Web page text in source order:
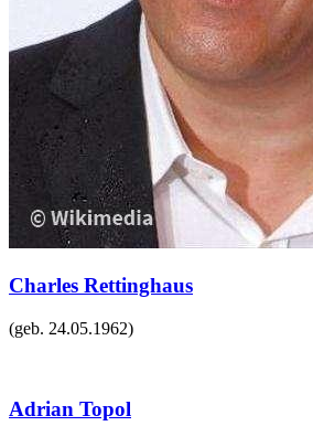
Charles Rettinghaus
(geb. 24.05.1962)
Adrian Topol